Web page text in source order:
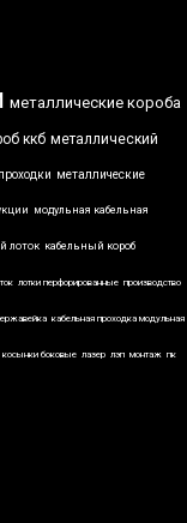
металлические короба
ккб металлический
металлические
модульная кабельная
лоток кабельный короб
лотки перфорированные производство
кабельная проходка модульная
косынки боковые лазер лэп монтаж пк